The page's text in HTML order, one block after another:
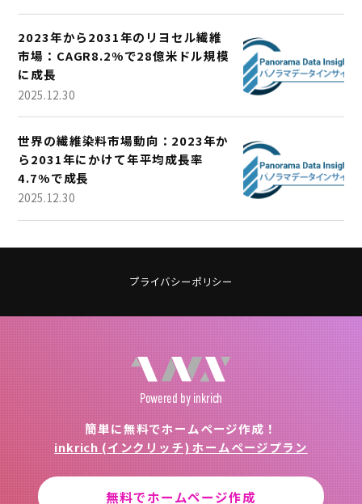
2023年から2031年のリヨセル繊維
市場：CAGR8.2%で28億米ドル規模
に成長
2025.12.30
世界の繊維染料市場動向：2023年か
ら2031年にかけて年平均成長率
4.7%で成長
2025.12.30
プライバシーポリシー
Powered by inkrich
簡単に無料でホームページ作成！
inkrich (インクリッチ) ホームページプラン
無料でホームページ作成